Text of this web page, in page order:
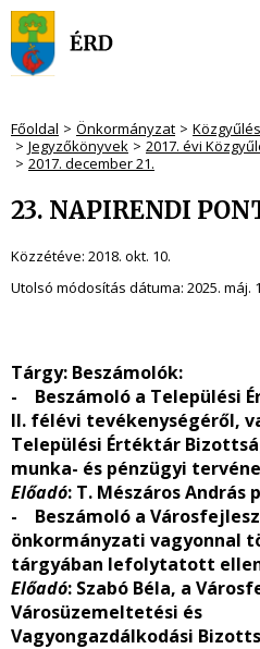
Főoldal Önkormányzat
Jegyzőkönyvek
2017. évi
2017. december 21.
23. NAPIRENDI
Közzétéve: 2018. okt. 10.
Utolsó módosítás dátuma: 2025. máj.
Tárgy: Beszámolók:
- Beszámoló a Települési
II. félévi tevékenységéről,
Települési Értéktár
munka- és pénzügyi
Előadó: T. Mészáros András
- Beszámoló a
önkormányzati vagyonnal
tárgyában lefolytatott
Előadó: Szabó Béla, a
Városüzemeltetési és
Vagyongazdálkodási